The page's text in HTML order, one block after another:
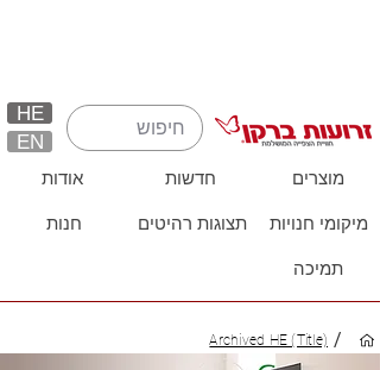
HE
EN
אודות חדשות מוצרים
חנות תצוגות רהיטים מיקומי חנויות
תמיכה
/
Archived HE (Title)